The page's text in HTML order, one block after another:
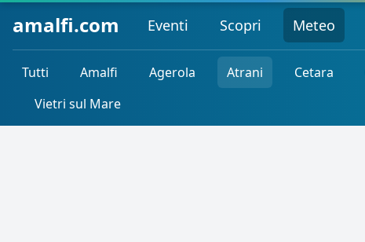
amalfi.com Eventi Scopri Meteo
Tutti Amalfi Agerola Atrani Cetara
Vietri sul Mare